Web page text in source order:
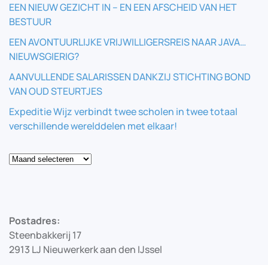
EEN NIEUW GEZICHT IN – EN EEN AFSCHEID VAN HET
BESTUUR
EEN AVONTUURLIJKE VRIJWILLIGERSREIS NAAR JAVA…
NIEUWSGIERIG?
AANVULLENDE SALARISSEN DANKZIJ STICHTING BOND
VAN OUD STEURTJES
Expeditie Wijz verbindt twee scholen in twee totaal
verschillende werelddelen met elkaar!
Blog
Postadres:
Steenbakkerij 17
2913 LJ Nieuwerkerk aan den IJssel